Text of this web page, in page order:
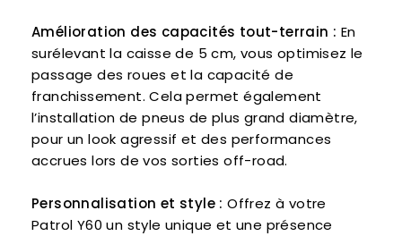
Amélioration des capacités tout-terrain : En
surélevant la caisse de 5 cm, vous optimisez le
passage des roues et la capacité de
franchissement. Cela permet également
l’installation de pneus de plus grand diamètre,
pour un look agressif et des performances
accrues lors de vos sorties off-road.
Personnalisation et style : Offrez à votre
Patrol Y60 un style unique et une présence